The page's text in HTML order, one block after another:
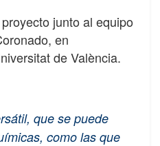
junto al equipo
en
de València.
que se puede
como las que